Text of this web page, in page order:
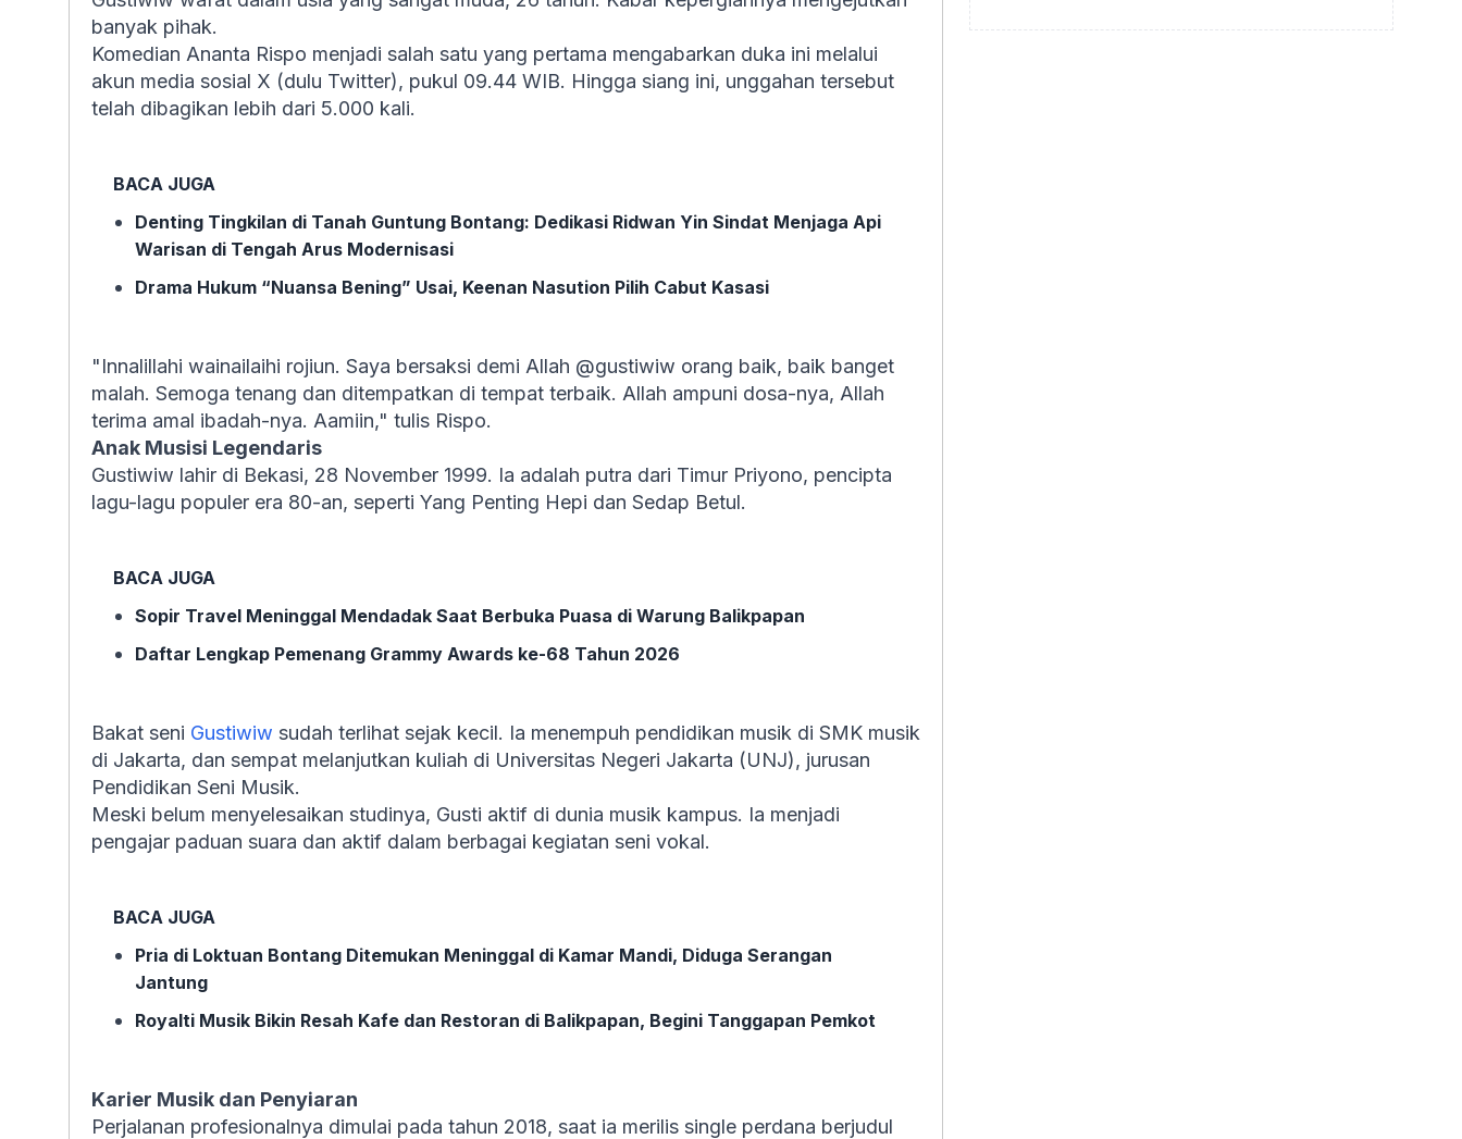
banyak pihak.
Komedian Ananta Rispo menjadi salah satu yang pertama mengabarkan duka ini melalui
akun media sosial X (dulu Twitter), pukul 09.44 WIB. Hingga siang ini, unggahan tersebut
telah dibagikan lebih dari 5.000 kali.
BACA JUGA
Denting Tingkilan di Tanah Guntung Bontang: Dedikasi Ridwan Yin Sindat Menjaga Api
Warisan di Tengah Arus Modernisasi
Drama Hukum “Nuansa Bening” Usai, Keenan Nasution Pilih Cabut Kasasi
"Innalillahi wainailaihi rojiun. Saya bersaksi demi Allah @gustiwiw orang baik, baik banget
malah. Semoga tenang dan ditempatkan di tempat terbaik. Allah ampuni dosa-nya, Allah
terima amal ibadah-nya. Aamiin," tulis Rispo.
Anak Musisi Legendaris
Gustiwiw lahir di Bekasi, 28 November 1999. Ia adalah putra dari Timur Priyono, pencipta
lagu-lagu populer era 80-an, seperti Yang Penting Hepi dan Sedap Betul.
BACA JUGA
Sopir Travel Meninggal Mendadak Saat Berbuka Puasa di Warung Balikpapan
Daftar Lengkap Pemenang Grammy Awards ke-68 Tahun 2026
Bakat seni Gustiwiw sudah terlihat sejak kecil. Ia menempuh pendidikan musik di SMK musik
di Jakarta, dan sempat melanjutkan kuliah di Universitas Negeri Jakarta (UNJ), jurusan
Pendidikan Seni Musik.
Meski belum menyelesaikan studinya, Gusti aktif di dunia musik kampus. Ia menjadi
pengajar paduan suara dan aktif dalam berbagai kegiatan seni vokal.
BACA JUGA
Pria di Loktuan Bontang Ditemukan Meninggal di Kamar Mandi, Diduga Serangan
Jantung
Royalti Musik Bikin Resah Kafe dan Restoran di Balikpapan, Begini Tanggapan Pemkot
Karier Musik dan Penyiaran
Perjalanan profesionalnya dimulai pada tahun 2018, saat ia merilis single perdana berjudul